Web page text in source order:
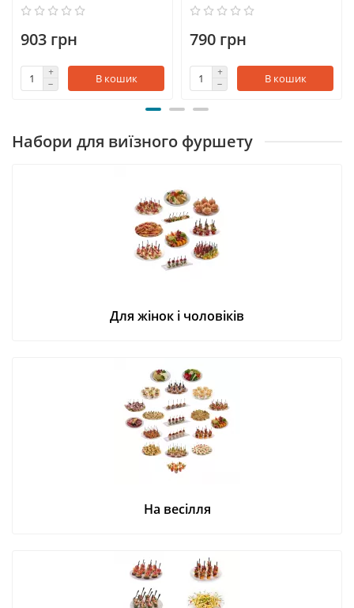
903 грн
В кошик
790 грн
В кошик
Набори для виїзного фуршету
Для жінок і чоловіків
На весілля